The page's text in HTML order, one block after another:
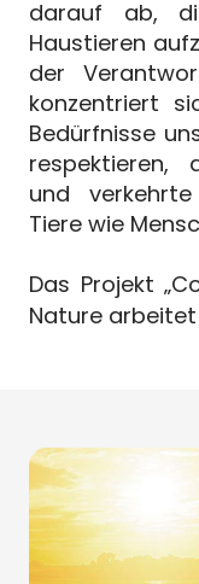
darauf ab,
Haustieren
der
konzentriert
Bedürfnisse
respektieren,
und
Tiere wie
Das Projekt
Nature arbeitet